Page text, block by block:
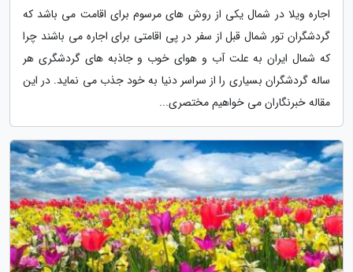
اجاره ویلا در شمال یکی از روش های مرسوم برای اقامت می باشد که
گردشگران تور شمال قبل از سفر در پی اقامتی برای اجاره می باشند چرا
که شمال ایران به علت آب و هوای خوب و جاذبه های گردشگری هر
ساله گردشگران بسیاری را از سراسر دنیا به خود جذب می نماید. در این
مقاله خبرنگاران می خواهیم مختصری...